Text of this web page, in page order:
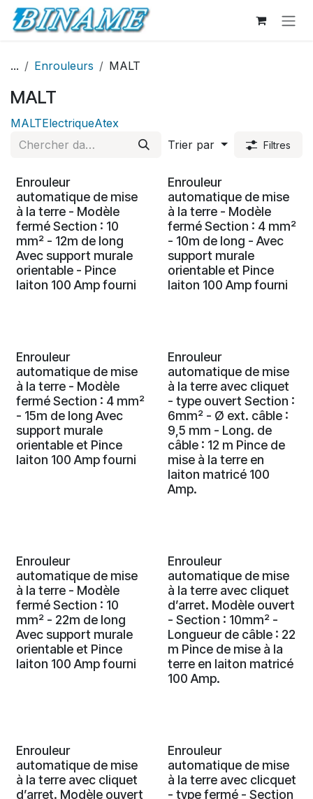
Se rendre au contenu
... Enrouleurs MALT
MALT
MALTElectriqueAtex
Trier par
Filtres
Enrouleur
automatique de mise
à la terre - Modèle
fermé Section : 10
mm² - 12m de long
Avec support murale
orientable - Pince
laiton 100 Amp fourni
Enrouleur
automatique de mise
à la terre - Modèle
fermé Section : 4 mm²
- 10m de long - Avec
support murale
orientable et Pince
laiton 100 Amp fourni
Enrouleur
automatique de mise
à la terre - Modèle
fermé Section : 4 mm²
- 15m de long Avec
support murale
orientable et Pince
laiton 100 Amp fourni
Enrouleur
automatique de mise
à la terre avec cliquet
- type ouvert Section :
6mm² - Ø ext. câble :
9,5 mm - Long. de
câble : 12 m Pince de
mise à la terre en
laiton matricé 100
Amp.
Enrouleur
automatique de mise
à la terre - Modèle
fermé Section : 10
mm² - 22m de long
Avec support murale
orientable et Pince
laiton 100 Amp fourni
Enrouleur
automatique de mise
à la terre avec cliquet
d’arret. Modèle ouvert
- Section : 10mm² -
Longueur de câble : 22
m Pince de mise à la
terre en laiton matricé
100 Amp.
Enrouleur
automatique de mise
à la terre avec cliquet
d’arret. Modèle ouvert
Enrouleur
automatique de mise
à la terre avec clicquet
- type fermé - Section